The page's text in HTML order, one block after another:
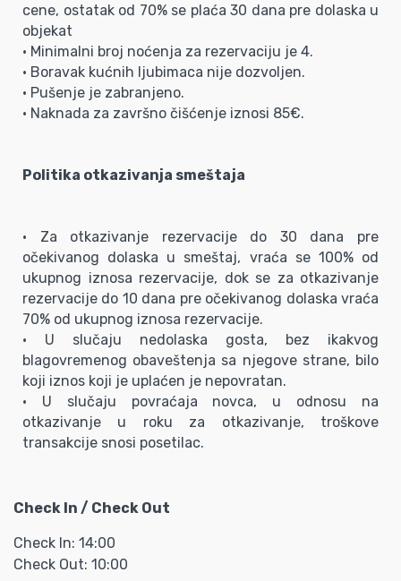
cene, ostatak od 70% se plaća 30 dana pre dolaska u
objekat
• Minimalni broj noćenja za rezervaciju je 4.
• Boravak kućnih ljubimaca nije dozvoljen.
• Pušenje je zabranjeno.
• Naknada za završno čišćenje iznosi 85€.
Politika otkazivanja smeštaja
• Za otkazivanje rezervacije do 30 dana pre
očekivanog dolaska u smeštaj, vraća se 100% od
ukupnog iznosa rezervacije, dok se za otkazivanje
rezervacije do 10 dana pre očekivanog dolaska vraća
70% od ukupnog iznosa rezervacije.
• U slučaju nedolaska gosta, bez ikakvog
blagovremenog obaveštenja sa njegove strane, bilo
koji iznos koji je uplaćen je nepovratan.
• U slučaju povraćaja novca, u odnosu na
otkazivanje u roku za otkazivanje, troškove
transakcije snosi posetilac.
Check In / Check Out
Check In: 14:00
Check Out: 10:00